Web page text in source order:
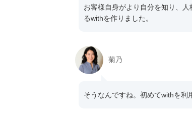
お客様自身がより自分を知り、
るwithを作りました。
菊乃
そうなんですね。初めてwithを利